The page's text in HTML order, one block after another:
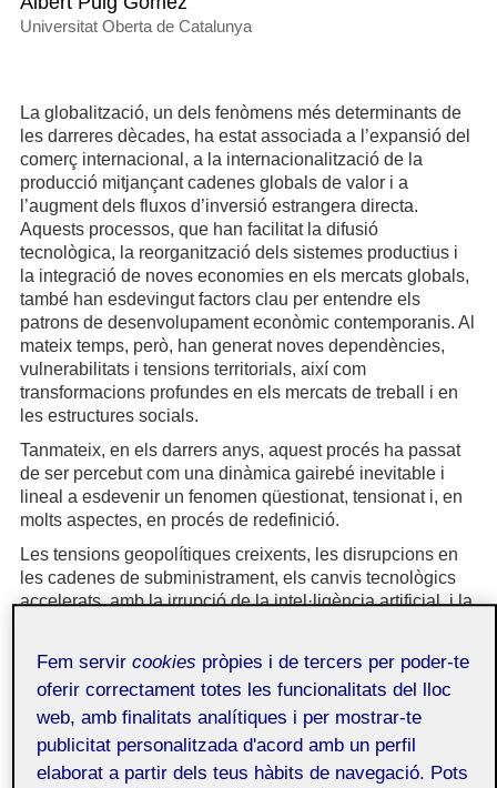
Universitat Oberta de Catalunya
La globalització, un dels fenòmens més determinants de
les darreres dècades, ha estat associada a l’expansió del
comerç internacional, a la internacionalització de la
producció mitjançant cadenes globals de valor i a
l’augment dels fluxos d’inversió estrangera directa.
Aquests processos, que han facilitat la difusió
tecnològica, la reorganització dels sistemes productius i
la integració de noves economies en els mercats globals,
també han esdevingut factors clau per entendre els
patrons de desenvolupament econòmic contemporanis. Al
mateix temps, però, han generat noves dependències,
vulnerabilitats i tensions territorials, així com
transformacions profundes en els mercats de treball i en
les estructures socials.
Tanmateix, en els darrers anys, aquest procés ha passat
de ser percebut com una dinàmica gairebé inevitable i
lineal a esdevenir un fenomen qüestionat, tensionat i, en
molts aspectes, en procés de redefinició.
Les tensions geopolítiques creixents, les disrupcions en
les cadenes de subministrament, els canvis tecnològics
accelerats, amb la irrupció de la intel·ligència artificial, i la
globalització ja no es pot entendre en els mateixos termes
que durant el període d’hiperglobalització de finals del
segleXXi inicis del segleXXI. Lluny de desaparèixer, la
globalització sembla haver entrat en una nova fase,
marcada per una major complexitat i incertesa.
Fem servircookies pròpies i de tercers per poder-te
oferir correctament totes les funcionalitats del lloc
web, amb finalitats analítiques i per mostrar-te
publicitat personalitzada d'acord amb un perfil
elaborat a partir dels teus hàbits de navegació. Pots